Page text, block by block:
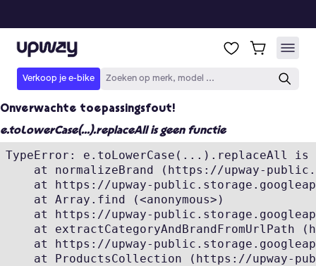
Onverwachte toepassingsfout!
e.toLowerCase(...).replaceAll is geen functie
TypeError: e.toLowerCase(...).replaceAll
at normalizeBrand (https://upway-
at https://upway-
    at Array.find (<anonymous>)
at https://upway-
at extractCategoryAndBrandFromUrlPath
at https://upway-
at ProductsCollection (https://upway-